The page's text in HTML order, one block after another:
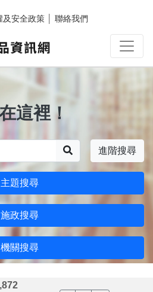
及安全政策 聯絡我們
這裡！
進階搜尋
主題搜尋
施政搜尋
機關搜尋